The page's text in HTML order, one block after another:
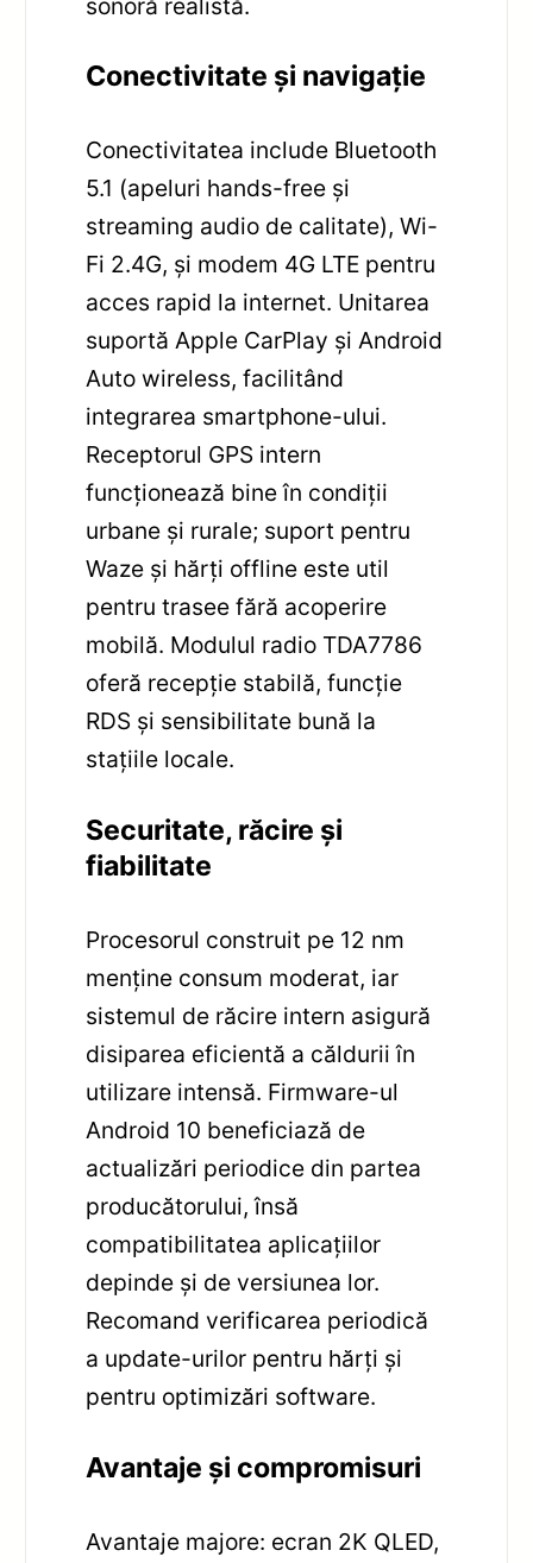
Conectivitate și navigație
Conectivitatea include Bluetooth
5.1 (apeluri hands-free și
streaming audio de calitate), Wi-
Fi 2.4G, și modem 4G LTE pentru
acces rapid la internet. Unitarea
suportă Apple CarPlay și Android
Auto wireless, facilitând
integrarea smartphone-ului.
Receptorul GPS intern
funcționează bine în condiții
urbane și rurale; suport pentru
Waze și hărți offline este util
pentru trasee fără acoperire
mobilă. Modulul radio TDA7786
oferă recepție stabilă, funcție
RDS și sensibilitate bună la
stațiile locale.
Securitate, răcire și
fiabilitate
Procesorul construit pe 12 nm
menține consum moderat, iar
sistemul de răcire intern asigură
disiparea eficientă a căldurii în
utilizare intensă. Firmware-ul
Android 10 beneficiază de
actualizări periodice din partea
producătorului, însă
compatibilitatea aplicațiilor
depinde și de versiunea lor.
Recomand verificarea periodică
a update-urilor pentru hărți și
pentru optimizări software.
Avantaje și compromisuri
Avantaje majore: ecran 2K QLED,